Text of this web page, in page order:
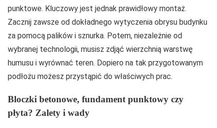
punktowe. Kluczowy jest jednak prawidłowy montaż.
Zacznij zawsze od dokładnego wytyczenia obrysu budynku
za pomocą palików i sznurka. Potem, niezależnie od
wybranej technologii, musisz zdjąć wierzchnią warstwę
humusu i wyrównać teren. Dopiero na tak przygotowanym
podłożu możesz przystąpić do właściwych prac.
Bloczki betonowe, fundament punktowy czy
płyta? Zalety i wady